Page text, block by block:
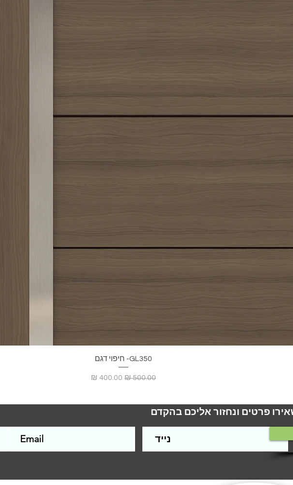
GL350- חיפוי דגם
מחיר רגיל מחיר מבצע
פרטים ונחזור אליכם בהקדם